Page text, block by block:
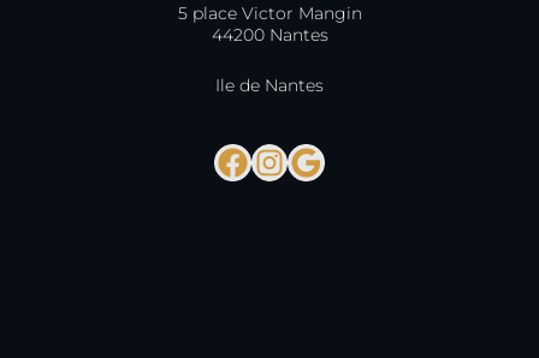
5 place Victor Mangin
44200 Nantes
Ile de Nantes
Facebook
Instagram
Google